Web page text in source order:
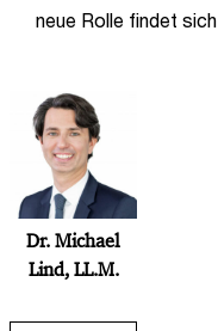
neue Rolle findet sich
Dr. Michael
Lind, LL.M.